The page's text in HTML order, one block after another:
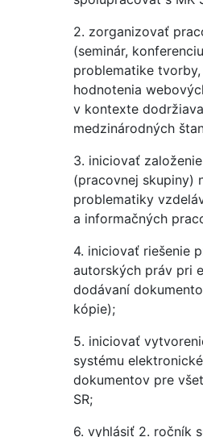
2. zorganizovať
(seminár,
problematike
hodnotenia
v kontexte
medzinárodných
3. iniciovať
(pracovnej skupiny)
problematiky
a informačných
4. iniciovať riešenie
autorských práv pri
dodávaní
kópie);
5. iniciovať
systému
dokumentov pre
SR;
6. vyhlásiť 2. ročník